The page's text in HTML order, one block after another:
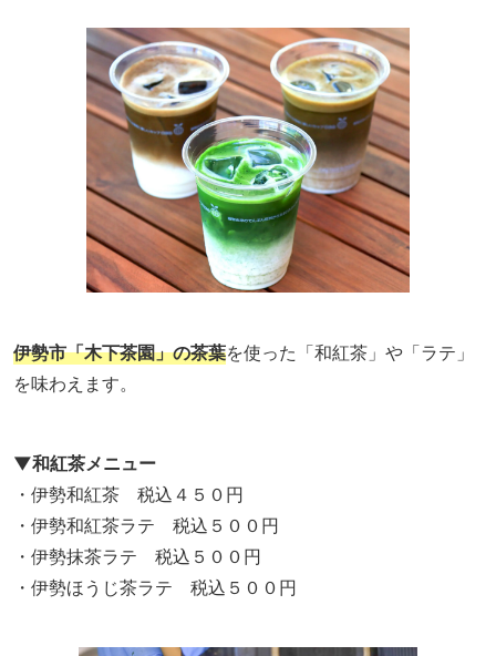
伊勢市「木下茶園」の茶葉を使った「和紅茶」や「ラテ」
を味わえます。
▼和紅茶メニュー
・伊勢和紅茶 税込４５０円
・伊勢和紅茶ラテ 税込５００円
・伊勢抹茶ラテ 税込５００円
・伊勢ほうじ茶ラテ 税込５００円